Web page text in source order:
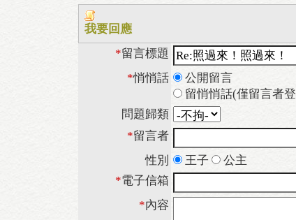
我要回應
*留言標題
*悄悄話
公開留言
留悄悄話(僅留言者
問題歸類
*留言者
性別
王子
公主
*電子信箱
*內容